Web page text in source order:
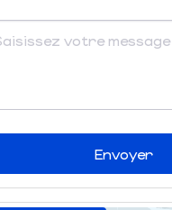
Envoyer